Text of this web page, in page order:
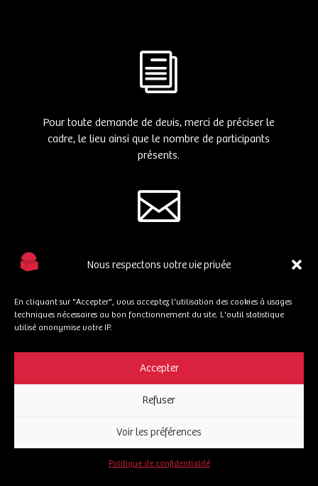
Nous respectons votre vie privée
En cliquant sur "Accepter", vous acceptez l'utilisation des cookies à usages
techniques nécessaires au bon fonctionnement du site. L'outil statistique
utilisé anonymise votre IP.
Accepter
Refuser
Voir les préférences
Politique de confidentialité
i
Pour toute demande de devis, merci de préciser le
cadre, le lieu ainsi que le nombre de participants
présents.

Demande de devis à l’adresse suivante :
oevasion@hotmail.com

Pour toute question ou renseignement nous sommes
07 85 80 54 60
Mentions légales